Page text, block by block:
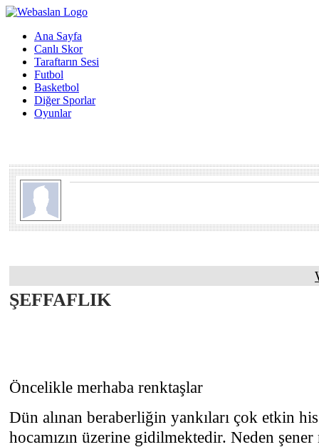
Ana Sayfa
Canlı Skor
Taraftarın Sesi
Futbol
Basketbol
Diğer Sporlar
Oyunlar
ŞEFFAFLIK
Öncelikle merhaba renktaşlar
Dün alınan beraberliğin yankıları çok etkin
hocamızın üzerine gidilmektedir. Neden şener